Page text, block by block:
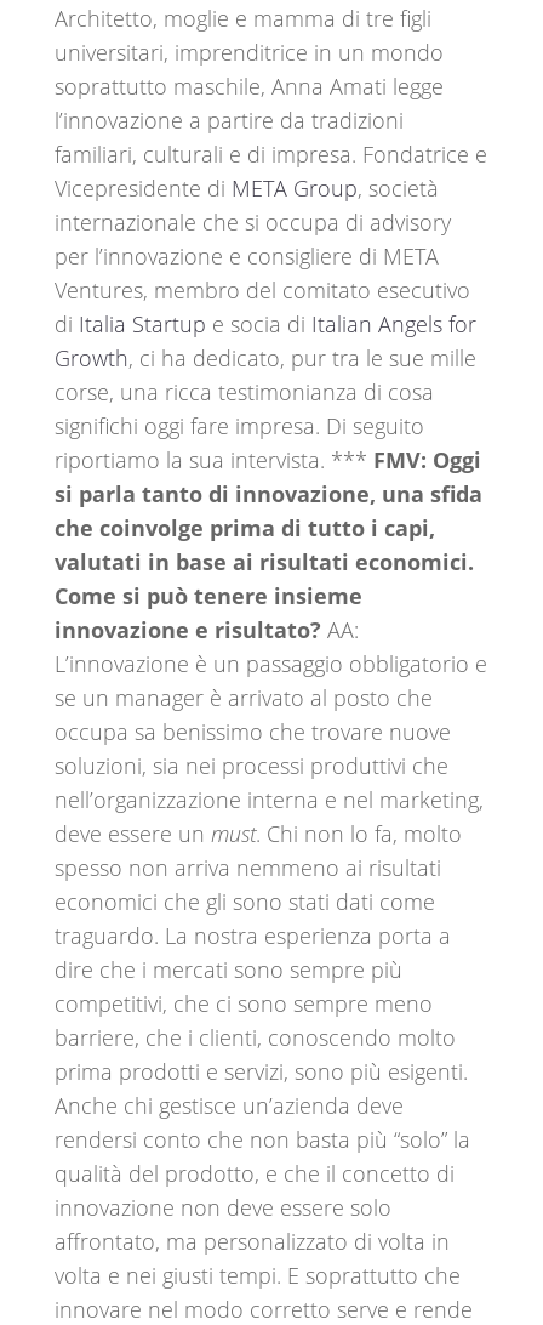
Architetto, moglie e mamma di tre figli
universitari, imprenditrice in un mondo
soprattutto maschile, Anna Amati legge
l’innovazione a partire da tradizioni
familiari, culturali e di impresa. Fondatrice e
Vicepresidente di META Group, società
internazionale che si occupa di advisory
per l’innovazione e consigliere di META
Ventures, membro del comitato esecutivo
di Italia Startup e socia di Italian Angels for
Growth, ci ha dedicato, pur tra le sue mille
corse, una ricca testimonianza di cosa
significhi oggi fare impresa. Di seguito
riportiamo la sua intervista. *** FMV: Oggi
si parla tanto di innovazione, una sfida
che coinvolge prima di tutto i capi,
valutati in base ai risultati economici.
Come si può tenere insieme
innovazione e risultato? AA:
L’innovazione è un passaggio obbligatorio e
se un manager è arrivato al posto che
occupa sa benissimo che trovare nuove
soluzioni, sia nei processi produttivi che
nell’organizzazione interna e nel marketing,
deve essere un must. Chi non lo fa, molto
spesso non arriva nemmeno ai risultati
economici che gli sono stati dati come
traguardo. La nostra esperienza porta a
dire che i mercati sono sempre più
competitivi, che ci sono sempre meno
barriere, che i clienti, conoscendo molto
prima prodotti e servizi, sono più esigenti.
Anche chi gestisce un’azienda deve
rendersi conto che non basta più “solo” la
qualità del prodotto, e che il concetto di
innovazione non deve essere solo
affrontato, ma personalizzato di volta in
volta e nei giusti tempi. E soprattutto che
innovare nel modo corretto serve e rende